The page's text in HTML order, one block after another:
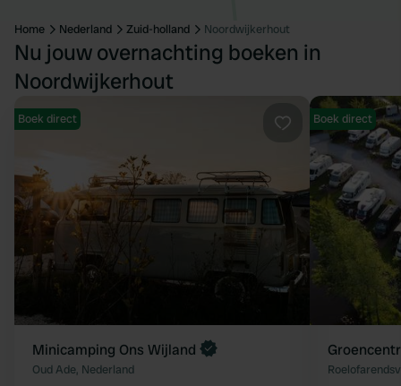
Home Nederland Zuid-holland Noordwijkerhout
Nu jouw overnachting boeken in
Noordwijkerhout
Favoriet
Boek direct
Minicamping Ons Wijland
Oud Ade, Nederland
Boek direct